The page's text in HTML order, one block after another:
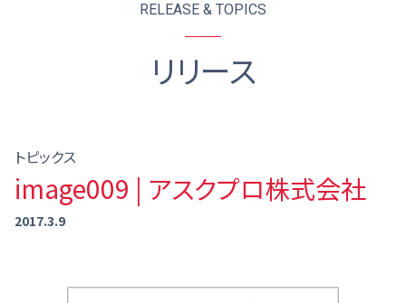
RELEASE & TOPICS
リリース
トピックス
image009 | アスクプロ株式会社
2017.3.9